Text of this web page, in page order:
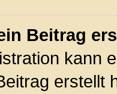
Beitrag
kann
erstellt